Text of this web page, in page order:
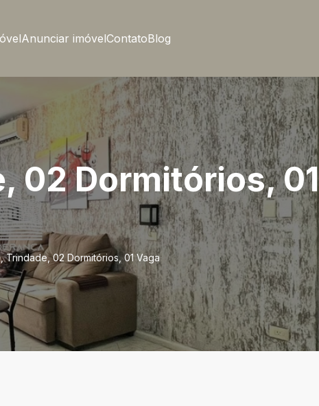
Anunciar imóvelContatoBlog
02 Dormitórios, 01
Trindade, 02 Dormitórios, 01 Vaga